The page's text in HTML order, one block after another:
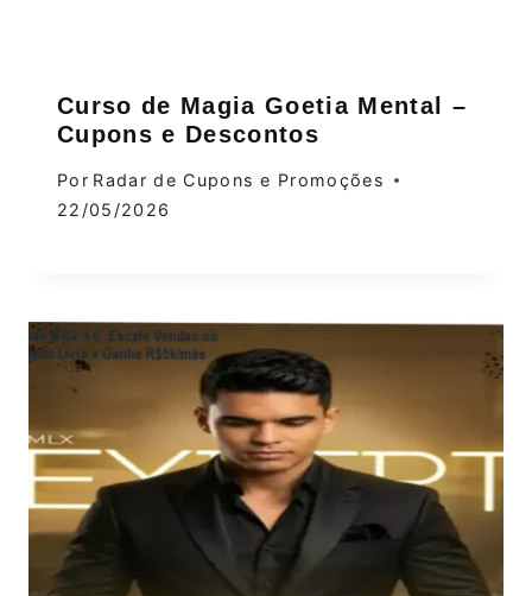
Curso de Magia Goetia Mental –
Cupons e Descontos
Por Radar de Cupons e Promoções
22/05/2026